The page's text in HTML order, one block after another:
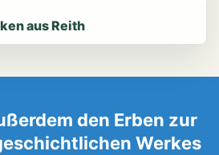
aus Reith
den Erben zur
Werkes